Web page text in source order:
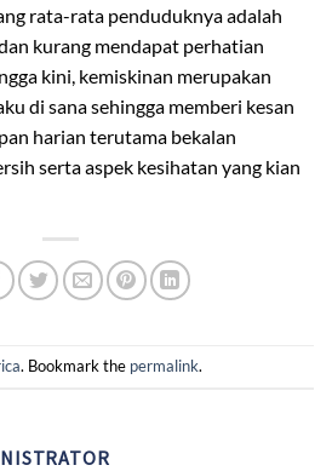
rata-rata penduduknya adalah
kurang mendapat perhatian
kini, kemiskinan merupakan
di sana sehingga memberi kesan
harian terutama bekalan
serta aspek kesihatan yang kian
. Bookmark the permalink.